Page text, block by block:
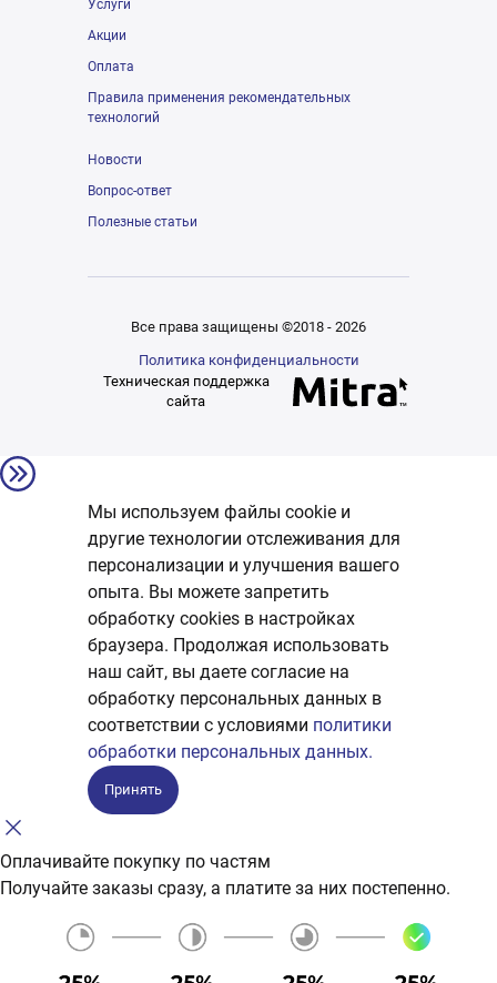
Услуги
Акции
Оплата
Правила применения рекомендательных
технологий
Новости
Вопрос-ответ
Полезные статьи
Все права защищены ©2018 - 2026
Политика конфиденциальности
Техническая поддержка
сайта
Мы используем файлы cookie и
другие технологии отслеживания для
персонализации и улучшения вашего
опыта. Вы можете запретить
обработку сookies в настройках
браузера. Продолжая использовать
наш сайт, вы даете согласие на
обработку персональных данных в
соответствии с условиями политики
обработки персональных данных.
Принять
Оплачивайте покупку по частям
Получайте заказы сразу, а платите за них постепенно.